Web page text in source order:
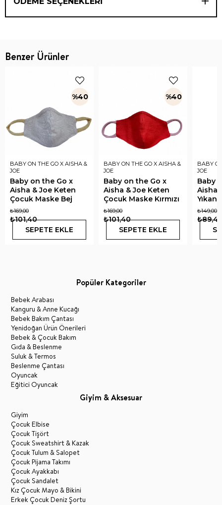
Benzer Ürünler
BABY ON THE GO X AISHA &
JOE
Baby on the Go x
Aisha & Joe Keten
Çocuk Maske Bej
₺101,40
₺169,00
SEPETE EKLE
%40
BABY ON THE GO X AISHA &
JOE
Baby on the Go x
Aisha & Joe Keten
Çocuk Maske Kırmızı
₺101,40
₺169,00
SEPETE EKLE
%40
BABY
JOE
Baby
Aisha
Koton
₺149,00
Popüler Kategoriler
Bebek Arabası
Kanguru & Anne Kucağı
Bebek Bakım Çantası
Yenidoğan Ürün Önerileri
Bebek & Çocuk Bakım
Gıda & Beslenme
Suluk & Termos
Beslenme Çantası
Oyuncak
Eğitici Oyuncak
Giyim & Aksesuar
Giyim
Çocuk Elbise
Çocuk Tişört
Çocuk Sweatshirt & Kazak
Çocuk Tulum & Salopet
Çocuk Pijama Takımı
Çocuk Ayakkabı
Çocuk Sandalet
Kız Çocuk Mayo & Bikini
Erkek Çocuk Deniz Şortu